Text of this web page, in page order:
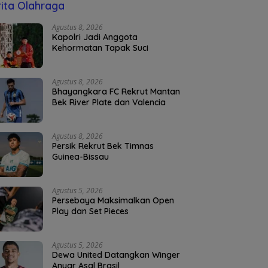
Olahraga
Agustus 8, 2026
Kapolri Jadi Anggota
Kehormatan Tapak Suci
Agustus 8, 2026
Bhayangkara FC Rekrut Mantan
Bek River Plate dan Valencia
Agustus 8, 2026
Persik Rekrut Bek Timnas
Guinea-Bissau
Agustus 5, 2026
Persebaya Maksimalkan Open
Play dan Set Pieces
Agustus 5, 2026
Dewa United Datangkan Winger